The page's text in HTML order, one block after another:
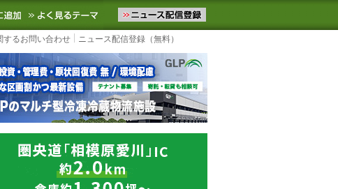
ニュースをお届けします。物流ニュースメール配信を登録す
お気に入りに追加 よく見るテーマ
するお問い合わせ ニュース配信登録（無料）